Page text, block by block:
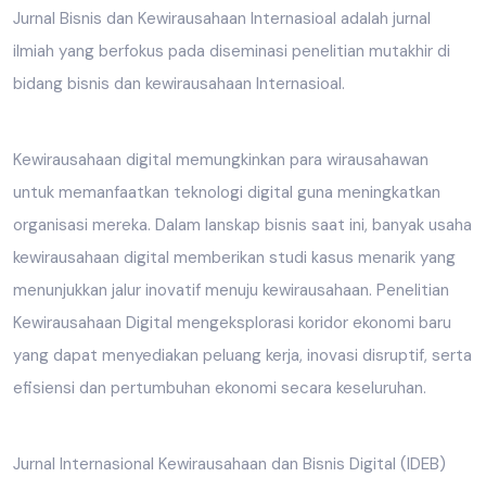
Jurnal Bisnis dan Kewirausahaan Internasioal adalah jurnal
ilmiah yang berfokus pada diseminasi penelitian mutakhir di
bidang bisnis dan kewirausahaan Internasioal.
Kewirausahaan digital memungkinkan para wirausahawan
untuk memanfaatkan teknologi digital guna meningkatkan
organisasi mereka. Dalam lanskap bisnis saat ini, banyak usaha
kewirausahaan digital memberikan studi kasus menarik yang
menunjukkan jalur inovatif menuju kewirausahaan. Penelitian
Kewirausahaan Digital mengeksplorasi koridor ekonomi baru
yang dapat menyediakan peluang kerja, inovasi disruptif, serta
efisiensi dan pertumbuhan ekonomi secara keseluruhan.
Jurnal Internasional Kewirausahaan dan Bisnis Digital (IDEB)